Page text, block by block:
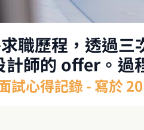
職歷程，透過
計師的 offer。過
合關注海外求
試心得記錄 - 寫於